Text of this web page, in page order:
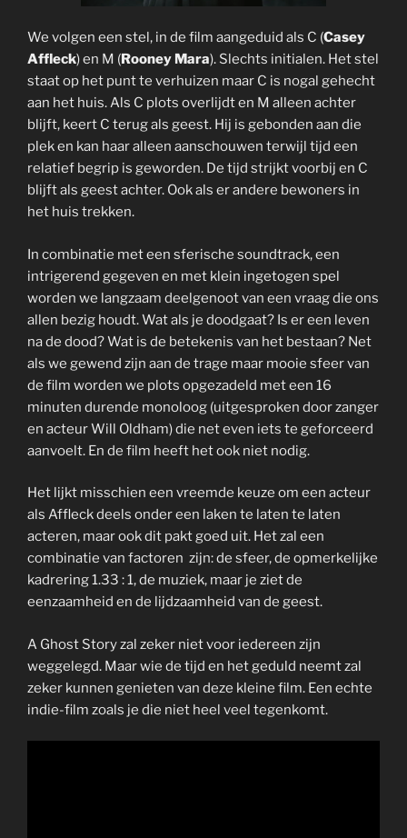
We volgen een stel, in de film aangeduid als C (Casey
Affleck) en M ( Rooney Mara). Slechts initialen. Het stel
staat op het punt te verhuizen maar C is nogal gehecht
aan het huis. Als C plots overlijdt en M alleen achter
blijft, keert C terug als geest. Hij is gebonden aan die
plek en kan haar alleen aanschouwen terwijl tijd een
relatief begrip is geworden. De tijd strijkt voorbij en C
blijft als geest achter. Ook als er andere bewoners in
het huis trekken.
In combinatie met een sferische soundtrack, een
intrigerend gegeven en met klein ingetogen spel
worden we langzaam deelgenoot van een vraag die ons
allen bezig houdt. Wat als je doodgaat? Is er een leven
na de dood? Wat is de betekenis van het bestaan? Net
als we gewend zijn aan de trage maar mooie sfeer van
de film worden we plots opgezadeld met een 16
minuten durende monoloog (uitgesproken door zanger
en acteur Will Oldham) die net even iets te geforceerd
aanvoelt. En de film heeft het ook niet nodig.
Het lijkt misschien een vreemde keuze om een acteur
als Affleck deels onder een laken te laten te laten
acteren, maar ook dit pakt goed uit. Het zal een
combinatie van factoren zijn: de sfeer, de opmerkelijke
kadrering 1.33 : 1, de muziek, maar je ziet de
eenzaamheid en de lijdzaamheid van de geest.
A Ghost Story zal zeker niet voor iedereen zijn
weggelegd. Maar wie de tijd en het geduld neemt zal
zeker kunnen genieten van deze kleine film. Een echte
indie-film zoals je die niet heel veel tegenkomt.